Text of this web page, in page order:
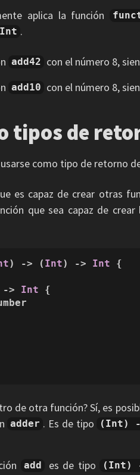
aplica la función
Int .
add42 con el número 8,
add10 con el número 8,
tipos de
como tipo de retorno
es capaz de crear otras
que sea capaz de crear
) -> ( Int) -> Int {
> Int {
de otra función? Sí, es
adder . Es de tipo (Int)
add es de tipo (Int)